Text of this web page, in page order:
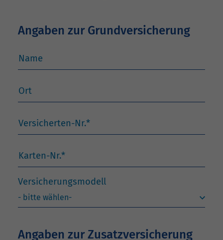
Angaben zur Grundversicherung
Name
Ort
Versicherten-Nr.*
Karten-Nr.*
Versicherungsmodell
Angaben zur Zusatzversicherung